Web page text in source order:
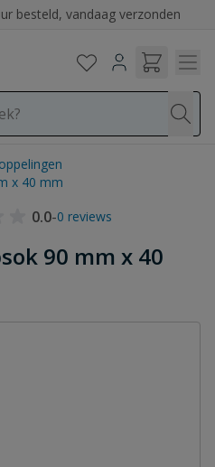
besteld, vandaag verzonden
x 40 mm
0.0-0 reviews
90 mm x 40